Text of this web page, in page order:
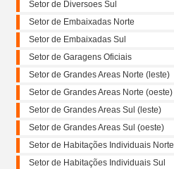
Setor de Diversoes Sul
Setor de Embaixadas Norte
Setor de Embaixadas Sul
Setor de Garagens Oficiais
Setor de Grandes Areas Norte (leste)
Setor de Grandes Areas Norte (oeste)
Setor de Grandes Areas Sul (leste)
Setor de Grandes Areas Sul (oeste)
Setor de Habitações Individuais Norte
Setor de Habitações Individuais Sul